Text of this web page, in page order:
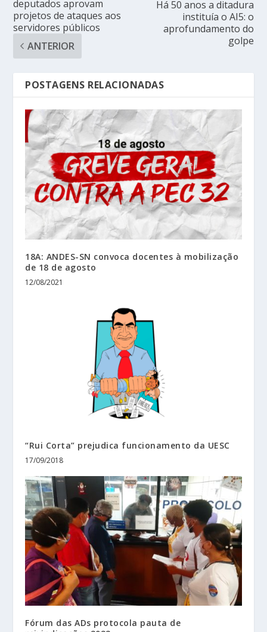
deputados aprovam
projetos de ataques aos
servidores públicos
ANTERIOR
Há 50 anos a ditadura
instituía o AI5: o
aprofundamento do
golpe
POSTAGENS RELACIONADAS
18A: ANDES-SN convoca docentes à mobilização
de 18 de agosto
12/08/2021
“Rui Corta” prejudica funcionamento da UESC
17/09/2018
Fórum das ADs protocola pauta de